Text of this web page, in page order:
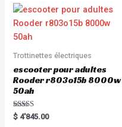
o
u
t
o
f
5
Trottinettes électriques
escooter pour adultes
Rooder r803o15b 8000w
50ah
Rated
5.00
$ 4'845.00